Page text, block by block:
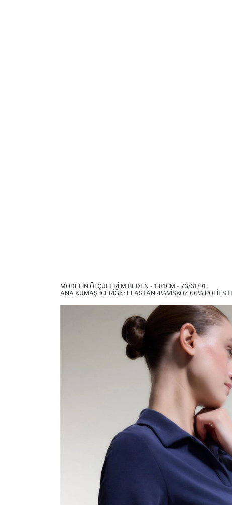
MODELIN ÖLÇÜLERI M BEDEN - 1,81CM - 76/61/91
ANA KUMAŞ İÇERIĞI: : ELASTAN 4%,VISKOZ